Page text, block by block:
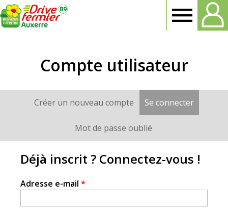
Auxerre
Compte utilisateur
OngletsCréer un nouveau compte Se connecter(onglet
Mot de passe oublié
Déjà inscrit ? Connectez-vous !
Adresse e-mail *